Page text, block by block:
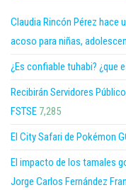
Claudia Rincón Pérez hace
acoso para niñas,
¿Es confiable tuhabi? ¿que
Recibirán Servidores
FSTSE 7,285
El City Safari de Pokémon
El impacto de los tamales
Jorge Carlos Fernández